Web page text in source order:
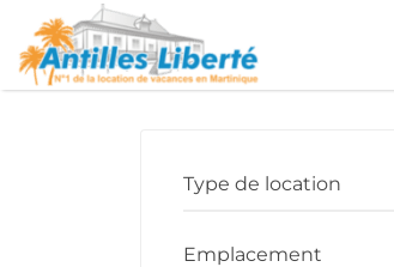
Rechercher:
Type de location
Emplacement